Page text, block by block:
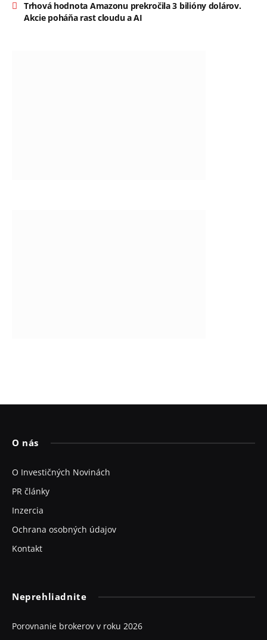
Trhová hodnota Amazonu prekročila 3 bilióny dolárov.
Akcie poháňa rast cloudu a AI
O nás
O Investičných Novinách
PR články
Inzercia
Ochrana osobných údajov
Kontakt
Neprehliadnite
Porovnanie brokerov v roku 2026